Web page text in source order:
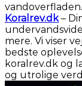
vandoverfladen.
Koralrev.dk–
mere. Vi viser
bedste
koralrev.dk og
og utrolige